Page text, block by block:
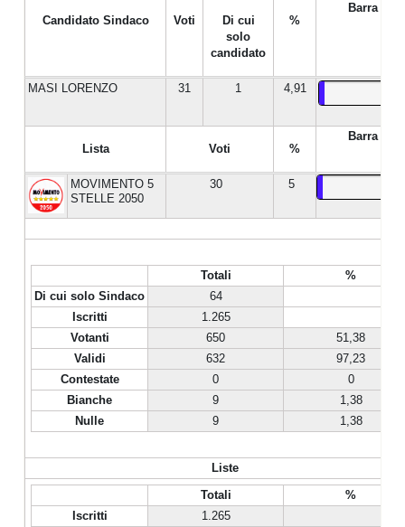
Candidato Sindaco Voti
Di cui
solo
candidato
%
Barra %
MASI LORENZO 31 1 4,91
Lista Voti %
Barra %
MOVIMENTO 5
STELLE 2050
30 5
Totali
%
Di cui solo Sindaco
64
Iscritti
1.265
Votanti
650
51,38
Validi
632
97,23
Contestate
0
0
Bianche
9
1,38
Nulle
9 1,38
Liste
Totali
%
Iscritti
1.265